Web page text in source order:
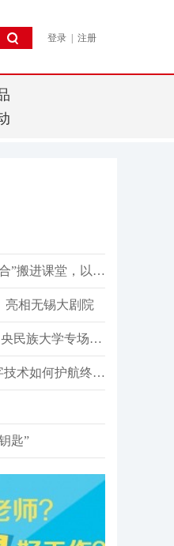
登录 注册
西安电子科技大学：把“四链融合”搬进课堂，以“路演”作结业考
亮相无锡大剧院
高招有“招”｜5月12日13:00，中央民族大学专场播出
“数”育未来专家谈第六期：数字技术如何护航终身教育高质量发展？
匙”